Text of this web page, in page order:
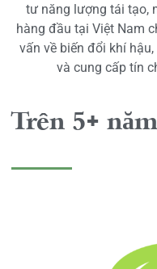
tư năng lượng tái tạo,
hàng đầu tại Việt Nam
vấn về biến đổi khí
và cung cấp tín
Trên 5+